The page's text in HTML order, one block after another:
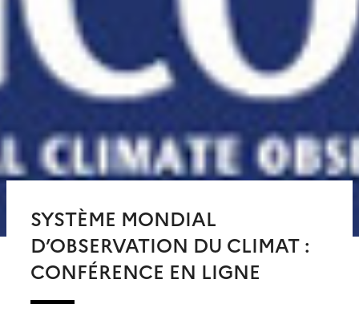
SYSTÈME MONDIAL
D’OBSERVATION DU CLIMAT :
CONFÉRENCE EN LIGNE